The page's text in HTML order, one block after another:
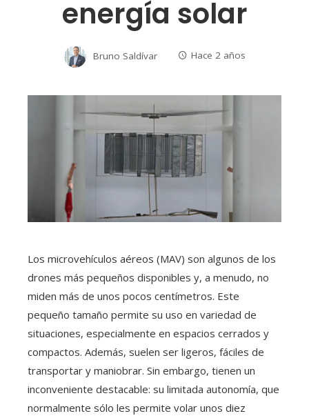
energía solar
Bruno Saldívar Hace 2 años
Los microvehículos aéreos (MAV) son algunos de los
drones más pequeños disponibles y, a menudo, no
miden más de unos pocos centímetros. Este
pequeño tamaño permite su uso en variedad de
situaciones, especialmente en espacios cerrados y
compactos. Además, suelen ser ligeros, fáciles de
transportar y maniobrar. Sin embargo, tienen un
inconveniente destacable: su limitada autonomía, que
normalmente sólo les permite volar unos diez